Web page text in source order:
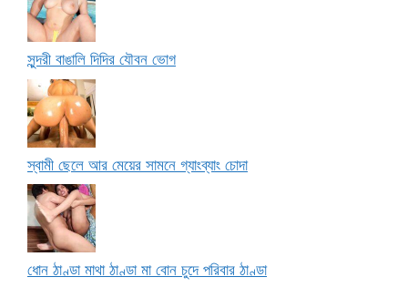
সুন্দরী বাঙালি দিদির যৌবন ভোগ
স্বামী ছেলে আর মেয়ের সামনে গ্যাংব্যাং চোদা
ধোন ঠাণ্ডা মাথা ঠাণ্ডা মা বোন চুদে পরিবার ঠাণ্ডা